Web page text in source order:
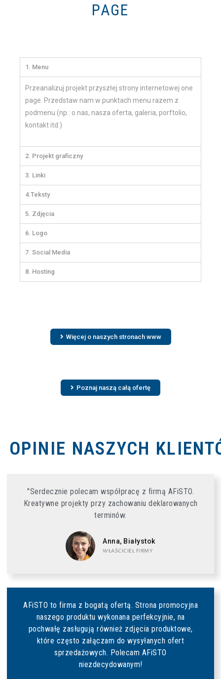
PAGE
1. Menu
Przeanalizuj projekt przyszłej strony internetowej one
page. Przedstaw nam w punktach menu razem z
podmenu (np.: o nas, nasza oferta, galeria, porftolio,
kontakt itd.)
2. Projekt graficzny
3. Linki
4.Teksty
5. Zdjęcia
6. Logo
7. Social Media
8. Hosting
Więcej o naszych stronach www
Poznaj naszą całą ofertę
OPINIE NASZYCH
"Serdecznie polecam współpracę z firmą AFiSTO.
Kreatywne projekty przy zachowaniu deklarowanych
terminów.
Anna, Białystok
WŁAŚCICIEL FIRMY
AFiSTO to firma z bogatą ofertą. Strona promocyjna
naszego produktu wykonana perfekcyjnie, na
pochwałę zasługują również zdjęcia produktowe,
które często załączam do wysyłanych ofert
sprzedażowych. Polecam AFiSTO
niezdecydowanym!